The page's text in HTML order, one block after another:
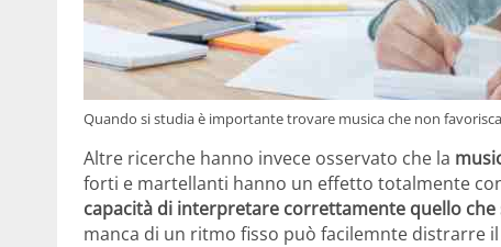
Quando si studia è importante trovare musica che non
Altre ricerche hanno invece osservato che la
forti e martellanti hanno un effetto totalmente
capacità di interpretare correttamente quello che
manca di un ritmo fisso può facilemnte distrarre